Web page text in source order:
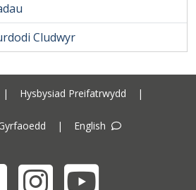
Cludwyr
| Hysbysiad Preifatrwydd |
| English
FacebookInstagramYouTube